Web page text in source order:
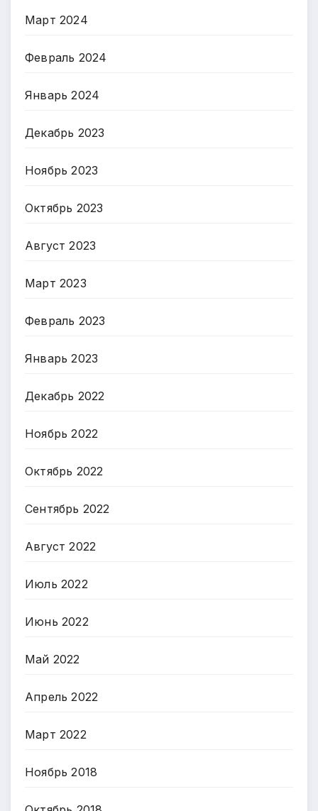
Март 2024
Февраль 2024
Январь 2024
Декабрь 2023
Ноябрь 2023
Октябрь 2023
Август 2023
Март 2023
Февраль 2023
Январь 2023
Декабрь 2022
Ноябрь 2022
Октябрь 2022
Сентябрь 2022
Август 2022
Июль 2022
Июнь 2022
Май 2022
Апрель 2022
Март 2022
Ноябрь 2018